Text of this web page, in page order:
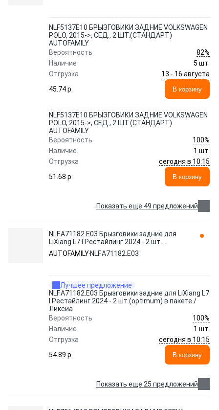
NLF5137E10 БРЫЗГОВИКИ ЗАДНИЕ VOLKSWAGEN
POLO, 2015->, СЕД., 2 ШТ.(СТАНДАРТ)
AUTOFAMILY
Вероятность
82%
Наличие
5 шт.
Отгрузка
13 - 16 августа
45.74 p.
В корзину
NLF5137E10 БРЫЗГОВИКИ ЗАДНИЕ VOLKSWAGEN
POLO, 2015->, СЕД., 2 ШТ.(СТАНДАРТ)
AUTOFAMILY
Вероятность
100%
Наличие
1 шт.
Отгрузка
сегодня в 10:15
51.68 p.
В корзину
Показать еще 49 предложений
NLF.A71182.E03 Брызговики задние для
LiXiang L7 I Рестайлинг 2024 - 2 шт.
(optimum) в пакете / Ликсиа AUTOFAMILY
AUTOFAMILY NLF.A71182.E03
Лучшее предложение
NLF.A71182.E03 Брызговики задние для LiXiang L7
I Рестайлинг 2024 - 2 шт.(optimum) в пакете /
Ликсиа
Вероятность
100%
Наличие
1 шт.
Отгрузка
сегодня в 10:15
54.89 p.
В корзину
Показать еще 25 предложений